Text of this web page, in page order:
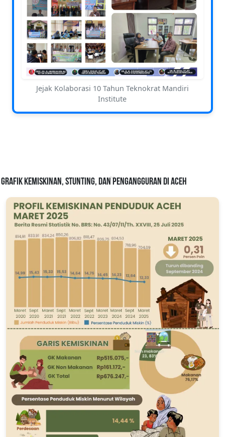
Jejak Kolaborasi 10 Tahun Teknokrat Mandiri
Institute
Grafik Kemiskinan, Stunting, dan Pengangguran di Aceh